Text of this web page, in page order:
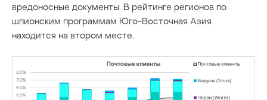
вредоносные документы. В рейтинге регионов по
шпионским программам Юго-Восточная Азия
находится на втором месте.